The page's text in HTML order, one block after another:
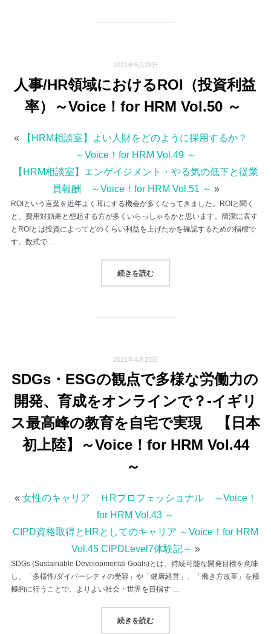
2021年5月28日
人事/HR領域におけるROI（投資利益
率）～Voice！for HRM Vol.50 ～
«
【HRM相談室】よい人財をどのように採用するか？
～Voice！for HRM Vol.49 ～
【HRM相談室】エンゲイジメント・やる気の低下と従業
員報酬 ～Voice！for HRM Vol.51 ～ »
ROIという言葉を近年よく耳にする機会が多くなってきました。ROIと聞く
と、費用対効果と想起する方が多くいらっしゃるかと思います。簡潔に表す
とROIとは投資によってどのくらい利益を上げたかを確認するための指標で
す。数式で …
続きを読む“人事/HR領域におけるROI（投
2021年4月23日
SDGs・ESGの観点で多様な労働力の
開発、育成をオンラインで？-イギリ
ス最高峰の教育を自宅で実現 【日本
初上陸】～Voice！for HRM Vol.44
～
« 女性のキャリア ＨRプロフェッショナル ～Voice！
for HRM Vol.43 ～
CIPD資格取得とHRとしてのキャリア ～Voice！for HRM
Vol.45 CIPDLevel7体験記～ »
SDGs (Sustainable Developmental Goals)とは、持続可能な開発目標を意味
し、「多様性/ダイバーシティの受容」や「健康経営」、「働き方改革」を積
極的に行うことで、よりよい社会・世界を目指す …
続きを読む“SDGS・ESGの観点で多様な労